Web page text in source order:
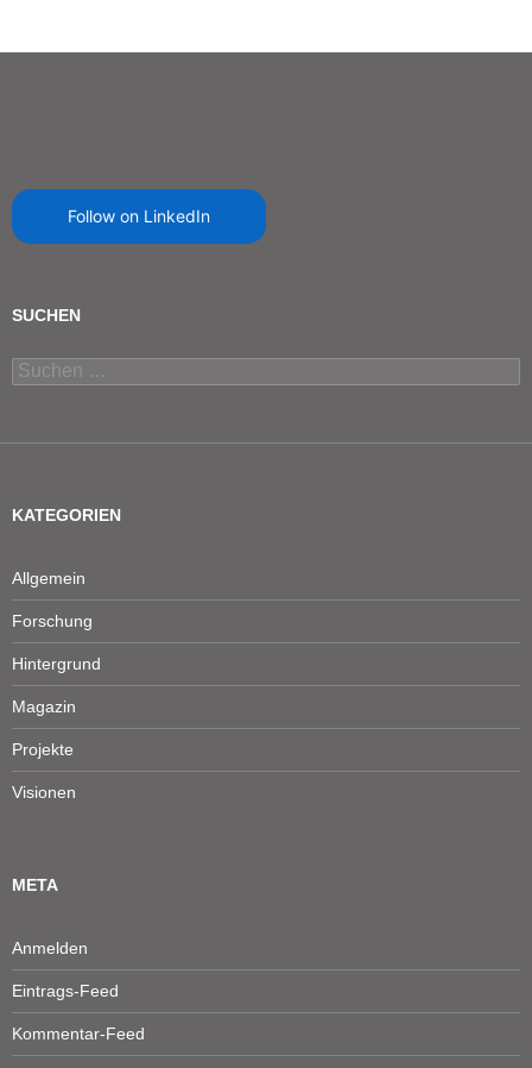
Follow on LinkedIn
SUCHEN
Suchen
nach:
KATEGORIEN
Allgemein
Forschung
Hintergrund
Magazin
Projekte
Visionen
META
Anmelden
Eintrags-Feed
Kommentar-Feed